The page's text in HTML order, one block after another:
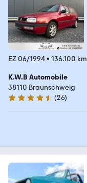
EZ 06/1994• 136.100 km
K.W.B Automobile
38110 Braunschweig
4.7 Sterne
(26)